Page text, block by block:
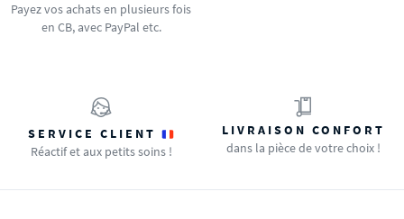
Payez vos achats en plusieurs fois
en CB, avec PayPal etc.
SERVICE CLIENT
Réactif et aux petits soins !
LIVRAISON CONFORT
dans la pièce de votre choix !